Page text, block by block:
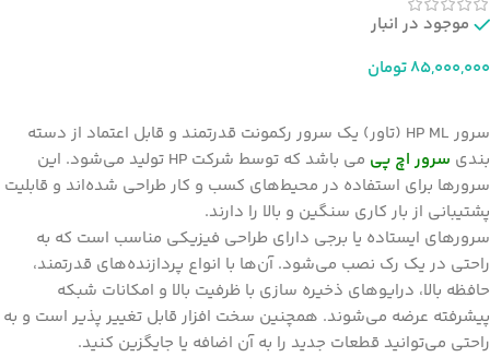
موجود در انبار
85,000,000تومان
سرور HP ML (تاور) یک سرور رکمونت قدرتمند و قابل اعتماد از دسته
بندی سرور اچ پی
می باشد که توسط شرکت HP تولید می‌شود. این
سرورها برای استفاده در محیط‌های کسب و کار طراحی شده‌اند و قابلیت
پشتیبانی از بار کاری سنگین و بالا را دارند.
سرورهای ایستاده یا برجی دارای طراحی فیزیکی مناسب است که به
راحتی در یک رک نصب می‌شود. آن‌ها با انواع پردازنده‌های قدرتمند،
حافظه بالا، درایو‌های ذخیره سازی با ظرفیت بالا و امکانات شبکه
پیشرفته عرضه می‌شوند. همچنین سخت افزار قابل تغییر پذیر است و به
راحتی می‌توانید قطعات جدید را به آن اضافه یا جایگزین کنید.